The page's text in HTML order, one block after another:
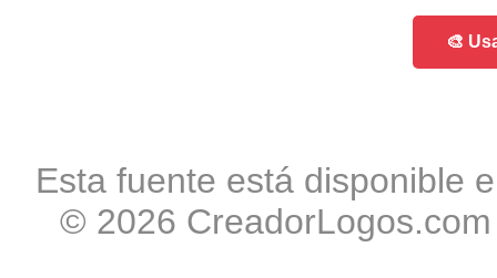
🎨
Esta fuente está disponible
© 2026